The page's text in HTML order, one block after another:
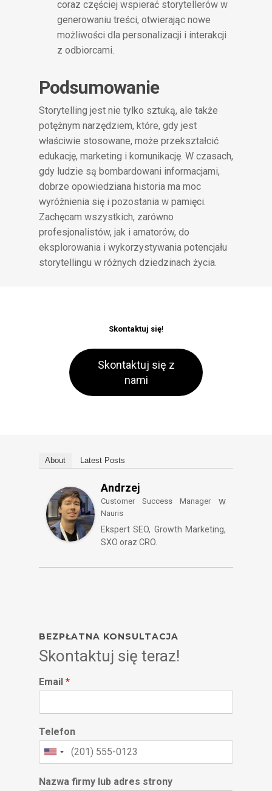
coraz częściej wspierać storytellerów w
generowaniu treści, otwierając nowe
możliwości dla personalizacji i interakcji
z odbiorcami.
Podsumowanie
Storytelling jest nie tylko sztuką, ale także
potężnym narzędziem, które, gdy jest
właściwie stosowane, może przekształcić
edukację, marketing i komunikację. W czasach,
gdy ludzie są bombardowani informacjami,
dobrze opowiedziana historia ma moc
wyróżnienia się i pozostania w pamięci.
Zachęcam wszystkich, zarówno
profesjonalistów, jak i amatorów, do
eksplorowania i wykorzystywania potencjału
storytellingu w różnych dziedzinach życia.
Skontaktuj się!
Skontaktuj się z
nami
About Latest Posts
Andrzej
Customer Success Manager w
Nauris
Ekspert SEO, Growth Marketing,
SXO oraz CRO.
BEZPŁATNA KONSULTACJA
Skontaktuj się teraz!
Email *
Telefon
Nazwa firmy lub adres strony